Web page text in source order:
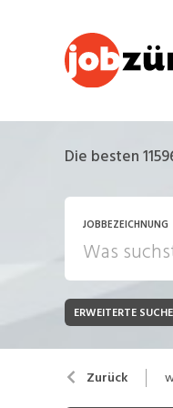
Die besten
JOBBEZEICHNUNG
JOB-TYP
Bank,
Chemie,
ERWEITERTE SUCHE
Zurück